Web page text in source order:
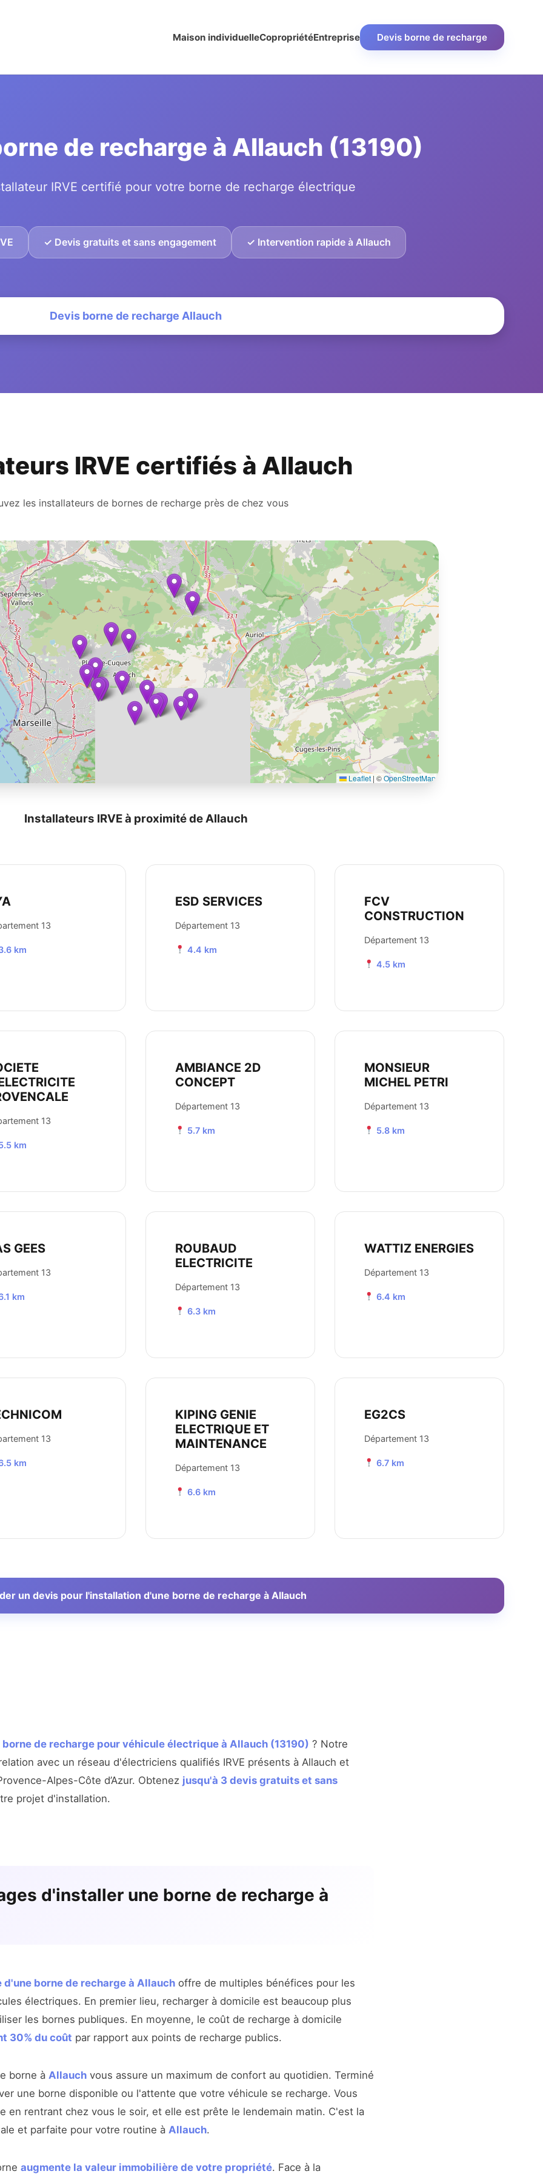
Maison individuelleCopropriétéEntreprise Devis borne de recharge
de recharge à Allauch (13190)
IRVE certifié pour votre borne de recharge électrique
✓ Devis gratuits et sans engagement ✓ Intervention rapide à Allauch
Devis borne de recharge Allauch
IRVE certifiés à Allauch
les installateurs de bornes de recharge près de chez vous
Leaflet | ©OpenStreetMap
Installateurs IRVE à proximité de Allauch
13
km
ESD SERVICES
Département 13
4.4 km
FCV
CONSTRUCTION
Département 13
4.5 km
13
km
AMBIANCE 2D
CONCEPT
Département 13
5.7 km
MONSIEUR
MICHEL PETRI
Département 13
5.8 km
GEES
13
km
ROUBAUD
ELECTRICITE
Département 13
6.3 km
WATTIZ ENERGIES
Département 13
6.4 km
13
km
KIPING GENIE
ELECTRIQUE ET
MAINTENANCE
Département 13
6.6 km
EG2CS
Département 13
6.7 km
un devis pour l'installation d'une borne de recharge à Allauch
borne de recharge pour véhicule électrique à Allauch (13190) ? Notre
avec un réseau d'électriciens qualifiés IRVE présents à Allauch et
Alpes-Côte d’Azur. Obtenez jusqu'à 3 devis gratuits et sans
projet d'installation.
d'installer une borne de recharge à
d'une borne de recharge à Allauch offre de multiples bénéfices pour les
électriques. En premier lieu, recharger à domicile est beaucoup plus
les bornes publiques. En moyenne, le coût de recharge à domicile
30% du coût par rapport aux points de recharge publics.
borne à Allauch vous assure un maximum de confort au quotidien. Terminé
une borne disponible ou l'attente que votre véhicule se recharge. Vous
en rentrant chez vous le soir, et elle est prête le lendemain matin. C'est la
et parfaite pour votre routine à Allauch.
augmente la valeur immobilière de votre propriété. Face à la